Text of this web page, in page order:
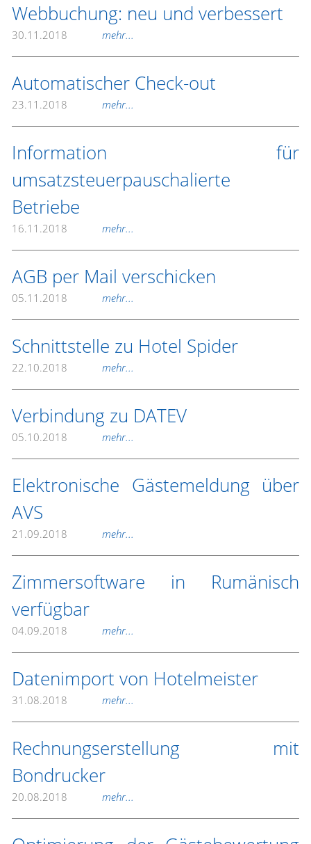
Webbuchung: neu und verbessert
30.11.2018 mehr...
Automatischer Check-out
23.11.2018 mehr...
Information für
umsatzsteuerpauschalierte
Betriebe
16.11.2018 mehr...
AGB per Mail verschicken
05.11.2018 mehr...
Schnittstelle zu Hotel Spider
22.10.2018 mehr...
Verbindung zu DATEV
05.10.2018 mehr...
Elektronische Gästemeldung über
AVS
21.09.2018 mehr...
Zimmersoftware in Rumänisch
verfügbar
04.09.2018 mehr...
Datenimport von Hotelmeister
31.08.2018 mehr...
Rechnungserstellung mit
Bondrucker
20.08.2018 mehr...